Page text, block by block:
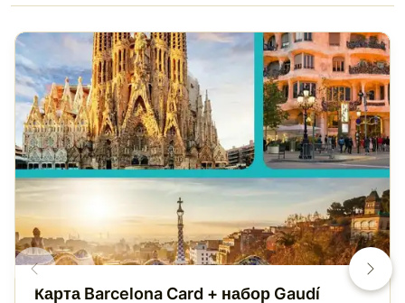
Карта Barcelona Card + набор Gaudí